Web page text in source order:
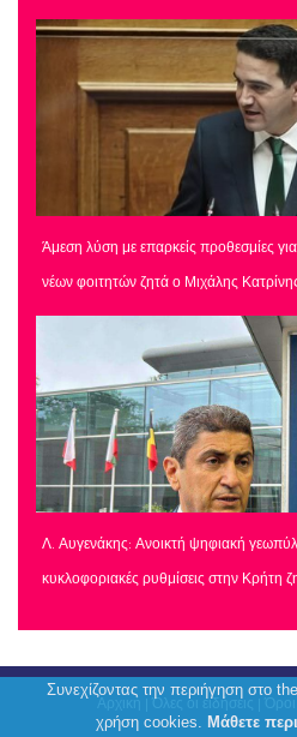
Άμεση λύση με επαρκείς προθεσμίες
νέων φοιτητών ζητά ο Μιχάλης
Λ. Αυγενάκης: Ανοικτή ψηφιακή
κυκλοφοριακές ρυθμίσεις στην Κρήτη
Αρχική |Όλες οι ειδήσεις|
Συνεχίζοντας την περιήγηση στο
χρήση cookies. Μάθετε